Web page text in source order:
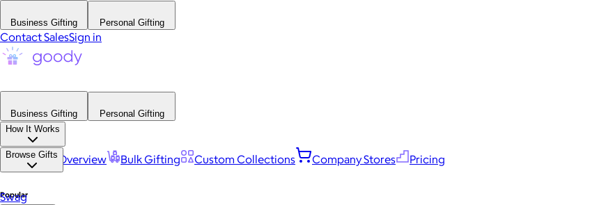
Business Gifting Personal Gifting
Contact SalesSign in
Business Gifting
Personal Gifting
How It Works
Platform Overview Bulk Gifting Custom Collections Company Stores Pricing
Browse Gifts
Popular
Swag